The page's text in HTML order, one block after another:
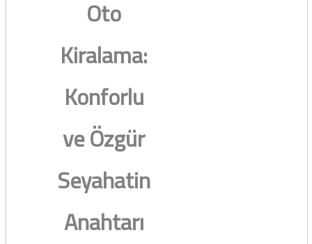
Oto
Kiralama:
Konforlu
ve Özgür
Seyahatin
Anahtarı